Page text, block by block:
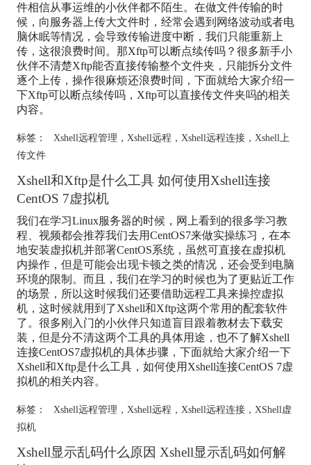
件相信从事运维的小伙伴都不陌生。在做文件传输的时
候，向服务器上传大文件时，经常会遇到网络波动或者电
脑休眠等情况，会导致传输进度中断，我们只能重新上
传，这很浪费时间。那Xftp可以断点续传吗？很多新手小
伙伴不清楚Xftp能否直接传输整个文件夹，只能拆分文件
逐个上传，操作很麻烦还浪费时间，下面就给大家介绍一
下Xftp可以断点续传吗，Xftp可以直接传文件夹吗的相关
内容。
标签： Xshell远程管理 ， Xshell远程 ， Xshell远程连接， Xshell上
传文件
Xshell和Xftp是什么工具 如何使用Xshell连接
CentOS 7虚拟机
我们在学习Linux服务器的时候，网上看到的很多学习教
程、视频都会推荐我们去用CentOS7来做实操练习，在本
地安装虚拟机并部署CentOS系统，虽然可直接在虚拟机
内操作，但是可能会出现卡顿之类的情况，还会受到电脑
环境的限制。而且，我们在学习的时候也为了更贴近工作
的场景，所以这时候我们还要借助远程工具来操控虚拟
机，这时候就用到了Xshell和Xftp这两个常用的配套软件
了。很多刚入门的小伙伴只知道盲目跟着教材去下载安
装，但是分不清这两个工具的具体用途，也不了解Xshell
连接CentOS7虚拟机的具体步骤，下面就给大家介绍一下
Xshell和Xftp是什么工具，如何使用Xshell连接CentOS 7虚
拟机的相关内容。
标签： Xshell远程管理 ， Xshell远程 ， Xshell远程连接， XShell虚
拟机
Xshell显示乱码什么原因 Xshell显示乱码如何解